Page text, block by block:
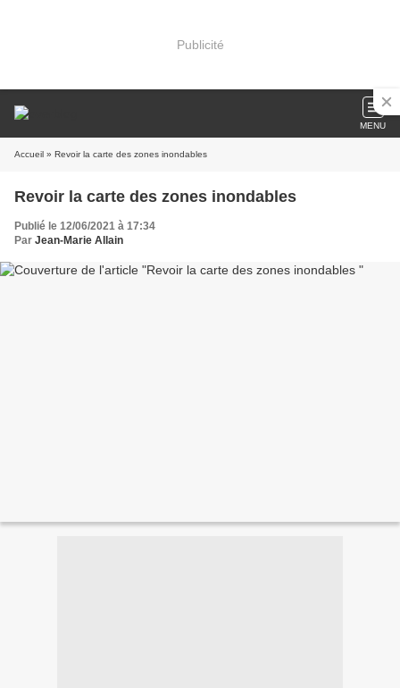
Publicité
MENU
Accueil » Revoir la carte des zones inondables
Revoir la carte des zones inondables
Publié le 12/06/2021 à 17:34
Par Jean-Marie Allain